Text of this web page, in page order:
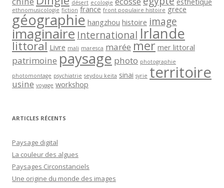
désert ecologie
ethnomusicologie fiction france front populaire histoire grece
géographie hangzhou histoire image
imaginaire International Irlande
littoral Livre mali maresca marée mer mer littoral
patrimoine paysage photo photographie
photomontage psychiatrie seydou keita sinai syrie territoire
usine voyage workshop
ARTICLES RÉCENTS
Paysage digital
La couleur des algues
Paysages Circonstanciels
Une origine du monde des images